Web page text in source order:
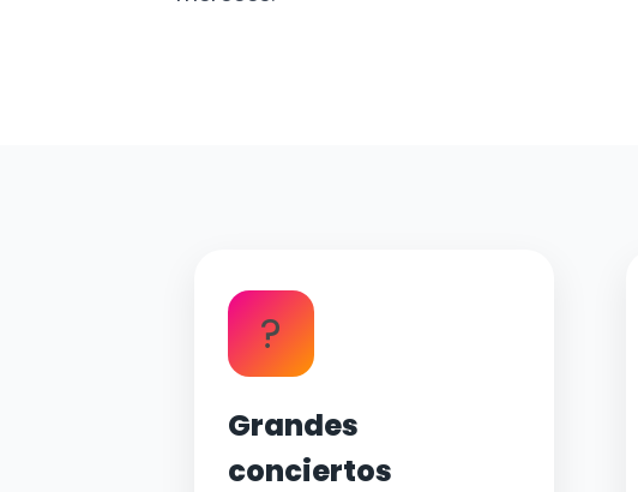
?
Grandes
conciertos